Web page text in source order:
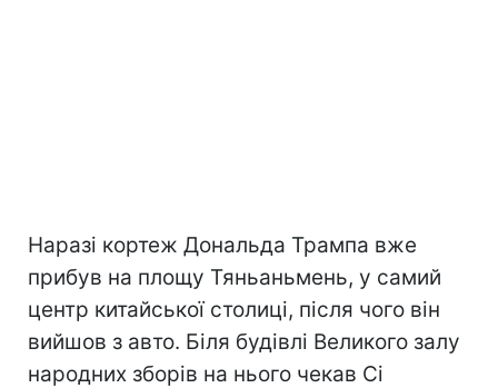
Наразі кортеж Дональда Трампа вже
прибув на площу Тяньаньмень, у самий
центр китайської столиці, після чого він
вийшов з авто. Біля будівлі Великого залу
народних зборів на нього чекав Сі